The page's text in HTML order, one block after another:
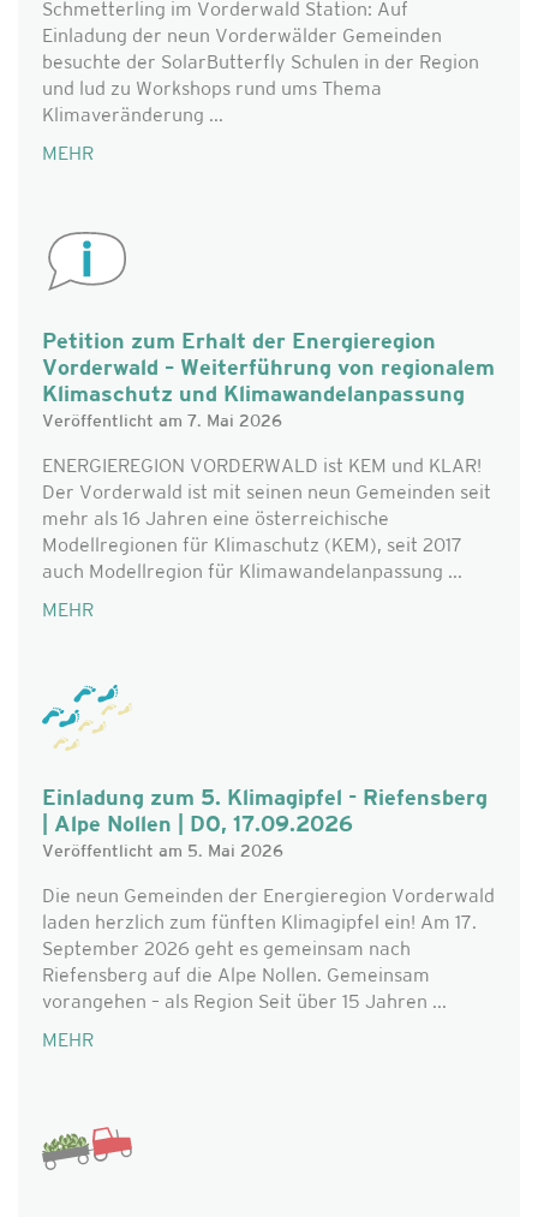
Schmetterling im Vorderwald Station: Auf
Einladung der neun Vorderwälder Gemeinden
besuchte der SolarButterfly Schulen in der Region
und lud zu Workshops rund ums Thema
Klimaveränderung ...
MEHR
Petition zum Erhalt der Energieregion
Vorderwald – Weiterführung von regionalem
Klimaschutz und Klimawandelanpassung
Veröffentlicht am 7. Mai 2026
ENERGIEREGION VORDERWALD ist KEM und KLAR!
Der Vorderwald ist mit seinen neun Gemeinden seit
mehr als 16 Jahren eine österreichische
Modellregionen für Klimaschutz (KEM), seit 2017
auch Modellregion für Klimawandelanpassung ...
MEHR
Einladung zum 5. Klimagipfel - Riefensberg
| Alpe Nollen | DO, 17.09.2026
Veröffentlicht am 5. Mai 2026
Die neun Gemeinden der Energieregion Vorderwald
laden herzlich zum fünften Klimagipfel ein! Am 17.
September 2026 geht es gemeinsam nach
Riefensberg auf die Alpe Nollen. Gemeinsam
vorangehen – als Region Seit über 15 Jahren ...
MEHR